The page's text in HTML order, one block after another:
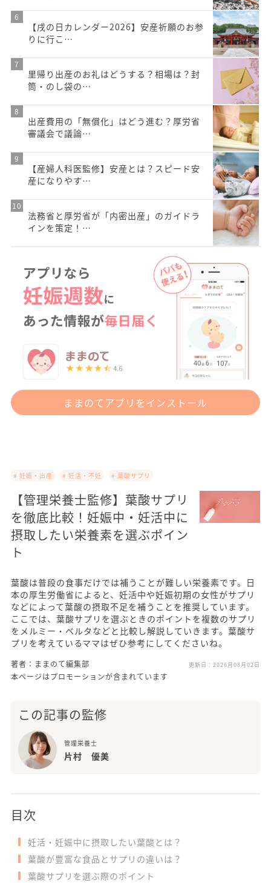
【戌の日カレンダー2026】安産祈願のお参
りに行こ…
里帰り出産のお礼はどうする？相場は？封
筒・のし袋の…
出産費用の「無償化」はどう進む？厚労省
審議会で議論…
【産婦人科医監修】安産とは？スピード安
産になりやす…
法務省と厚労省が「内密出産」のガイドラ
インを策定！…
ままのてアプリをインストール
# 妊娠・出産 # 妊活・不妊 # 葉酸サプリ
【管理栄養士監修】葉酸サプリ
を徹底比較！妊娠中・妊活中に
摂取したい栄養素を選ぶポイン
ト
葉酸は普段の食事だけでは補うことが難しい栄養素です。日
本の厚生労働省によると、妊活中や妊娠初期の女性がサプリ
などによって葉酸の摂取不足を補うことを推奨しています。
ここでは、葉酸サプリを選ぶときのポイントを複数のサプリ
をメルミー・ベルタなどと比較し解説していきます。葉酸サ
プリを考えているママはぜひ参考にしてくださいね。
著者：ままのて編集部 更新日： 2026月08月02日
本ページはプロモーションが含まれています
この記事の監修
管理栄養士
片村 優美
目次
妊活・妊娠中に摂取したい葉酸とは？
葉酸が豊富な食品とサプリの違いは？
葉酸サプリを選ぶ際のポイント